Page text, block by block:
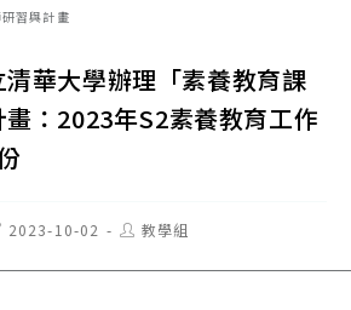
習與計畫
華大學辦理「素養教育課
：2023年S2素養教育工作
2023-10-02
Post教學組